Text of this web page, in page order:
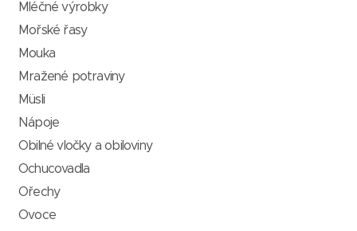
Mléčné výrobky
Mořské řasy
Mouka
Mražené potraviny
Müsli
Nápoje
Obilné vločky a obiloviny
Ochucovadla
Ořechy
Ovoce